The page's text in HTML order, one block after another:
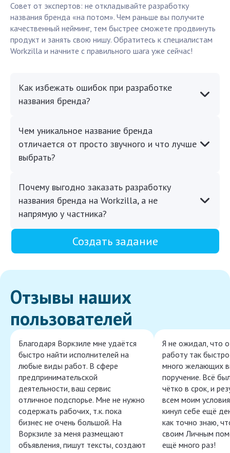
Совет от экспертов: не откладывайте разработку
названия бренда «на потом». Чем раньше вы получите
качественный нейминг, тем быстрее сможете продвинуть
продукт и занять свою нишу. Обратитесь к специалистам
Workzilla и начните с правильного шага уже сейчас!
Как избежать ошибок при разработке
названия бренда?
Чем уникальное название бренда
отличается от просто звучного и что лучше
выбрать?
Почему выгодно заказать разработку
названия бренда на Workzilla, а не
напрямую у частника?
Создать задание
Отзывы наших
пользователей
Благодаря Воркзиле мне удаётся
быстро найти исполнителей на
любые виды работ. В сфере
предпринимательской
деятельности, ваш сервис
отличное подспорье. Мне не нужно
содержать рабочих, т.к. пока
бизнес не очень большой. На
Воркзиле за меня размещают
объявления, пишут тексты, создают
Я не ожидал, что
работу так
много желающих
поручение. Всё
чётко в срок, и
всем моим
кинул себе ещё
как точно знаю,
своим Личным
ещё много раз!